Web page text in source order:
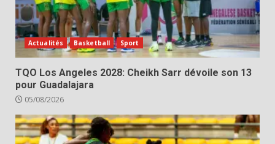
Actualités Basketball Sport
TQO Los Angeles 2028: Cheikh Sarr dévoile son 13
pour Guadalajara
05/08/2026